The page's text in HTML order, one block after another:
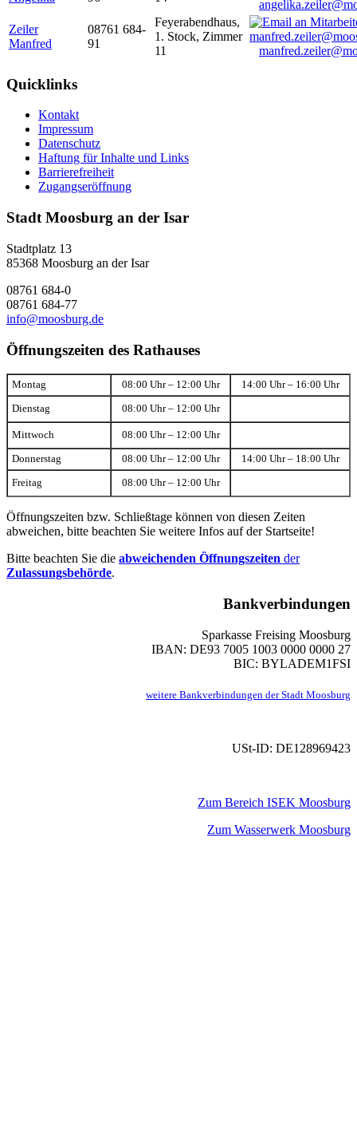
Zeiler
Manfred
08761 684-
91
Feyerabendhaus,
1. Stock, Zimmer
11
Quicklinks
Kontakt
Impressum
Datenschutz
Haftung für Inhalte und Links
Barrierefreiheit
Zugangseröffnung
Stadt Moosburg an der Isar
Stadtplatz 13
85368 Moosburg an der Isar
08761 684-0
08761 684-77
info@moosburg.de
Öffnungszeiten des Rathauses
Montag 08:00 Uhr – 12:00 Uhr 14:00 Uhr – 16:00 Uhr
Dienstag 08:00 Uhr – 12:00 Uhr
Mittwoch 08:00 Uhr – 12:00 Uhr
Donnerstag 08:00 Uhr – 12:00 Uhr 14:00 Uhr – 18:00 Uhr
Freitag 08:00 Uhr – 12:00 Uhr
Öffnungszeiten bzw. Schließtage können von diesen Zeiten
abweichen, bitte beachten Sie weitere Infos auf der Startseite!
Bitte beachten Sie die abweichenden Öffnungszeiten der
Zulassungsbehörde.
Bankverbindungen
Sparkasse Freising Moosburg
IBAN: DE93 7005 1003 0000 0000 27
BIC: BYLADEM1FSI
weitere Bankverbindungen der Stadt Moosburg
USt-ID: DE128969423
Zum Bereich ISEK Moosburg
Zum Wasserwerk Moosburg